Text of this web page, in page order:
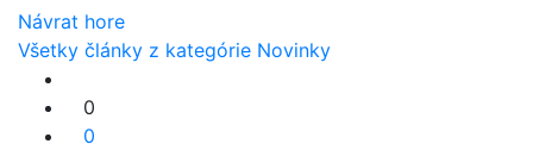
Návrat hore
Všetky články z kategórie Novinky
0
0